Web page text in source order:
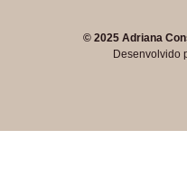
© 2025 Adriana
Desenvolvido